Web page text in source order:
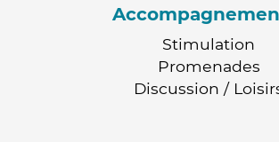
Stimulation
Promenades
Discussion /